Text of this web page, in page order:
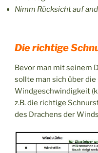
Nimm Rücksicht auf
Die richtige
Bevor man mit seinem
sollte man sich über
Windgeschwindigkeit
z.B. die richtige
des Drachens der